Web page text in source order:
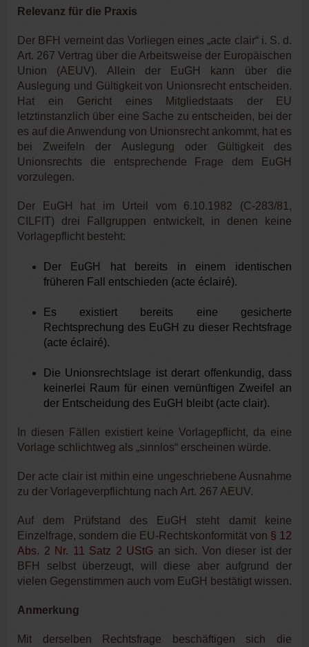
Relevanz für die Praxis
Der BFH verneint das Vorliegen eines „acte clair“ i. S. d.
Art. 267 Vertrag über die Arbeitsweise der Europäischen
Union (AEUV). Allein der EuGH kann über die
Auslegung und Gültigkeit von Unionsrecht entscheiden.
Hat ein Gericht eines Mitgliedstaats der EU
letztinstanzlich über eine Sache zu entscheiden, bei der
es auf die Anwendung von Unionsrecht ankommt, hat es
bei Zweifeln der Auslegung oder Gültigkeit des
Unionsrechts die entsprechende Frage dem EuGH
vorzulegen.
Der EuGH hat im Urteil vom 6.10.1982 (C-283/81,
CILFIT) drei Fallgruppen entwickelt, in denen keine
Vorlagepflicht besteht:
Der EuGH hat bereits in einem identischen
früheren Fall entschieden (acte éclairé).
Es existiert bereits eine gesicherte
Rechtsprechung des EuGH zu dieser Rechtsfrage
(acte éclairé).
Die Unionsrechtslage ist derart offenkundig, dass
keinerlei Raum für einen vernünftigen Zweifel an
der Entscheidung des EuGH bleibt (acte clair).
In diesen Fällen existiert keine Vorlagepflicht, da eine
Vorlage schlichtweg als „sinnlos“ erscheinen würde.
Der acte clair ist mithin eine ungeschriebene Ausnahme
zu der Vorlageverpflichtung nach Art. 267 AEUV.
Auf dem Prüfstand des EuGH steht damit keine
Einzelfrage, sondern die EU-Rechtskonformität von § 12
Abs. 2 Nr. 11 Satz 2 UStG an sich. Von dieser ist der
BFH selbst überzeugt, will diese aber aufgrund der
vielen Gegenstimmen auch vom EuGH bestätigt wissen.
Anmerkung
Mit derselben Rechtsfrage beschäftigen sich die